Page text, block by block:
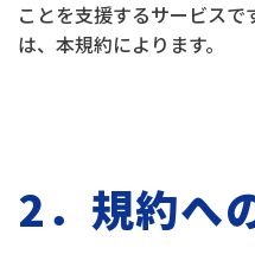
ことを支援するサービス
は、本規約によります。
2．規約へ